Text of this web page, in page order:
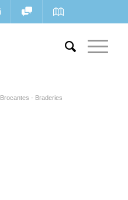
Brocantes - Braderies